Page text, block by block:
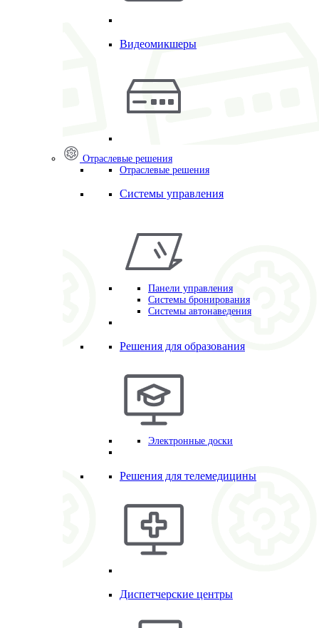
Видеомикшеры
Отраслевые решения
Отраслевые решения
Системы управления
Панели управления
Системы бронирования
Системы автонаведения
Решения для образования
Электронные доски
Решения для телемедицины
Диспетчерские центры